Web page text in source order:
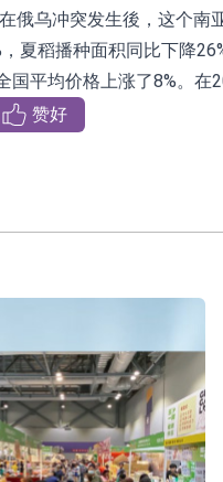
股】医疗研发外包板块拉
市收盘双双下跌
：海外交付以东南亚、中
动股】港股跌幅榜前十，卡
份：新疆神火铝水转化率
股】焦炭Ⅲ板块下挫，陕
监局对财通证券股份有限
国际：港股上市工作正常推
俄乌冲突发生後，这个
夏稻播种面积同比下降
国平均价格上涨了8%。在
赞好